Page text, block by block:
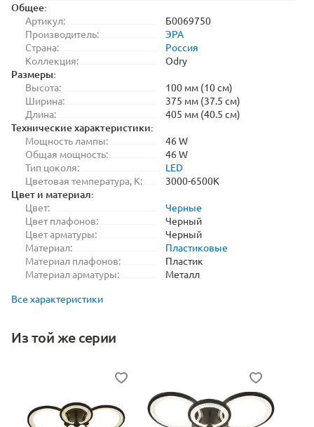
Общее:
Артикул:
Б0069750
Производитель:
ЭРА
Страна:
Россия
Коллекция:
Odry
Размеры:
Высота:
100 мм (10 см)
Ширина:
375 мм (37.5 см)
Длина:
405 мм (40.5 см)
Технические характеристики:
Мощность лампы:
46 W
Общая мощность:
46 W
Тип цоколя:
LED
Цветовая температура, K:
3000-6500K
Цвет и материал:
Цвет:
Черные
Цвет плафонов:
Черный
Цвет арматуры:
Черный
Материал:
Пластиковые
Материал плафонов:
Пластик
Материал арматуры:
Металл
Все характеристики
Из той же серии